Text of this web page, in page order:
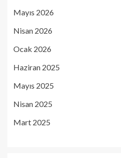
Mayıs 2026
Nisan 2026
Ocak 2026
Haziran 2025
Mayıs 2025
Nisan 2025
Mart 2025